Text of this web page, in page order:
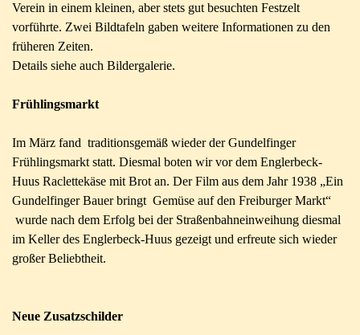
Verein in einem kleinen, aber stets gut besuchten Festzelt
vorführte. Zwei Bildtafeln gaben weitere Informationen zu den
früheren Zeiten.
Details siehe auch Bildergalerie.
Frühlingsmarkt
Im März fand traditionsgemäß wieder der Gundelfinger
Frühlingsmarkt statt. Diesmal boten wir vor dem Englerbeck-
Huus Raclettekäse mit Brot an. Der Film aus dem Jahr 1938 „Ein
Gundelfinger Bauer bringt Gemüse auf den Freiburger Markt“
wurde nach dem Erfolg bei der Straßenbahneinweihung diesmal
im Keller des Englerbeck-Huus gezeigt und erfreute sich wieder
großer Beliebtheit.
Neue Zusatzschilder